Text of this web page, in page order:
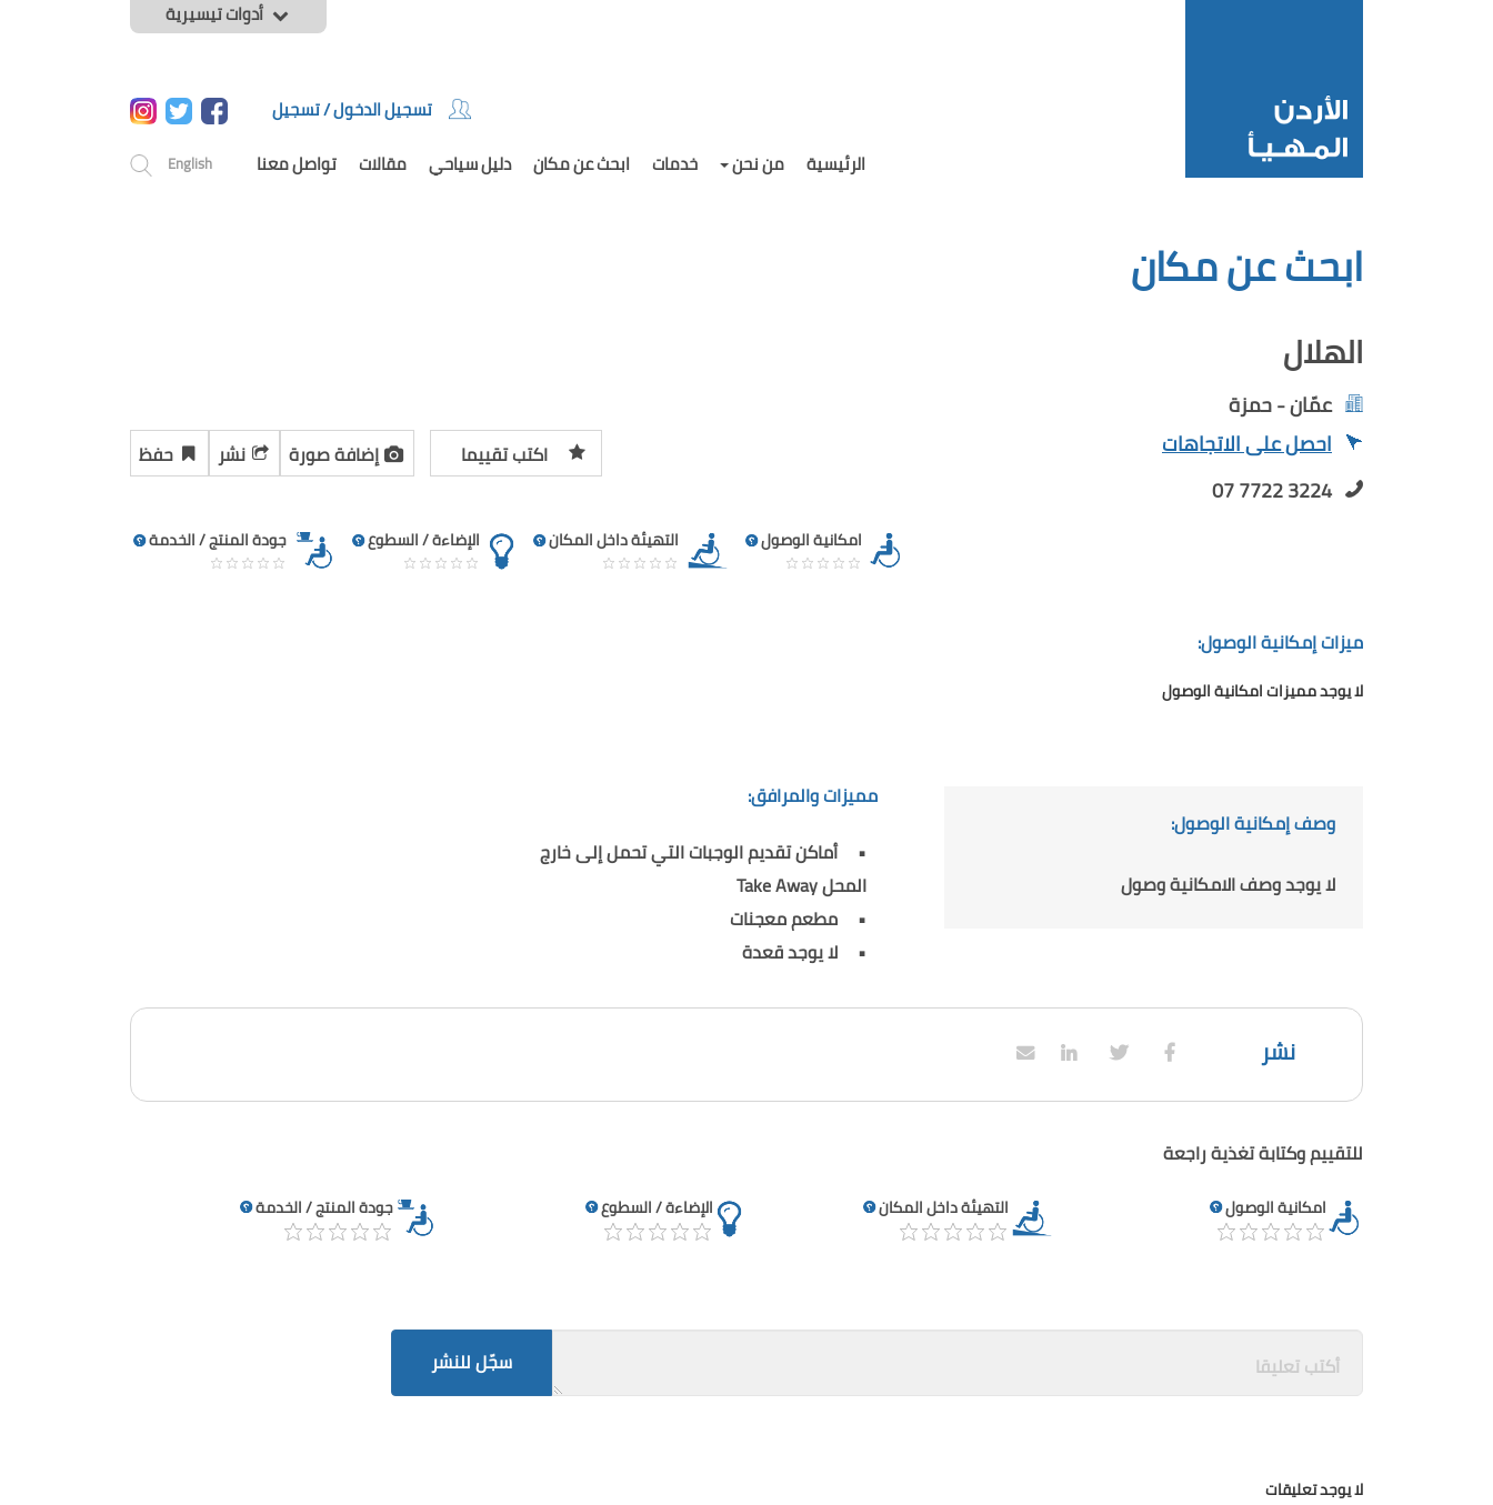
أدوات تيسيرية
تسجيل الدخول / تسجيل
English الرئيسية من نحن خدمات ابحث عن مكان دليل سياحي مقالات تواصل معنا
ابحث عن مكان
الهلال
عمّان - حمزة
احصل على الاتجاهات
اكتب تقييما إضافة صورة نشر حفظ
07 7722 3224
امكانية الوصول التهيئة داخل المكان الإضاءة / السطوع جودة المنتج / الخدمة
ميزات إمكانية الوصول:
لا يوجد مميزات امكانية الوصول
وصف إمكانية الوصول:
لا يوجد وصف الامكانية وصول
مميزات والمرافق:
أماكن تقديم الوجبات التي تحمل إلى خارج
المحل Take Away
مطعم معجنات
لا يوجد قعدة
نشر
للتقييم وكتابة تغذية راجعة
امكانية الوصول التهيئة داخل المكان الإضاءة / السطوع جودة المنتج / الخدمة
سجّل للنشر
لا يوجد تعليقات